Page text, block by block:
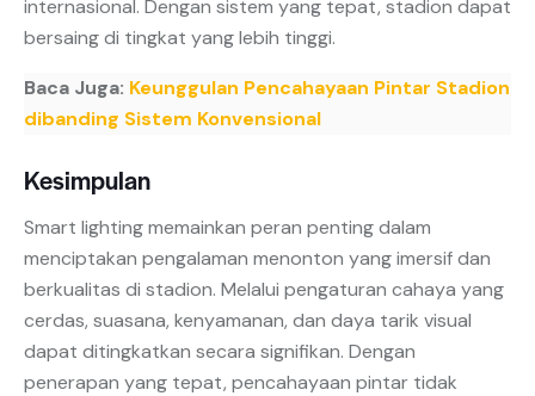
internasional. Dengan sistem yang tepat, stadion dapat
bersaing di tingkat yang lebih tinggi.
Baca Juga: Keunggulan Pencahayaan Pintar Stadion
dibanding Sistem Konvensional
Kesimpulan
Smart lighting memainkan peran penting dalam
menciptakan pengalaman menonton yang imersif dan
berkualitas di stadion. Melalui pengaturan cahaya yang
cerdas, suasana, kenyamanan, dan daya tarik visual
dapat ditingkatkan secara signifikan. Dengan
penerapan yang tepat, pencahayaan pintar tidak